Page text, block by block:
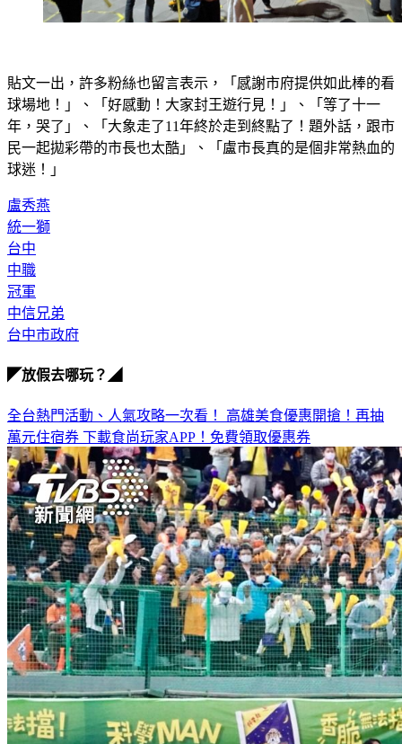
貼文一出，許多粉絲也留言表示，「感謝市府提供如此棒的看
球場地！」、「好感動！大家封王遊行見！」、「等了十一
年，哭了」、「大象走了11年終於走到終點了！題外話，跟市
民一起拋彩帶的市長也太酷」、「盧市長真的是個非常熱血的
球迷！」
盧秀燕
統一獅
台中
中職
冠軍
中信兄弟
台中市政府
◤放假去哪玩？◢
全台熱門活動、人氣攻略一次看！ 高雄美食優惠開搶！再抽
萬元住宿券 下載食尚玩家APP！免費領取優惠券